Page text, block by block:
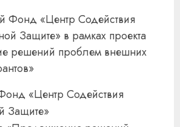
Фонд «Центр Содействия
Защите» в рамках проекта
решений проблем внешних
«Центр Содействия
Защите»